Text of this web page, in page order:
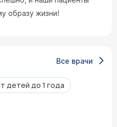
образу жизни!
Все врачи
детей до 1 года